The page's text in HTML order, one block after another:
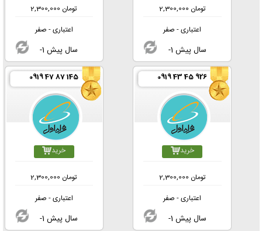
2,300,000 تومان
اعتباری - صفر
-1 سال پیش
2,300,000 تومان
اعتباری - صفر
-1 سال پیش
0919 43 45 926
خرید
2,300,000 تومان
اعتباری - صفر
-1 سال پیش
0919 47 87 145
خرید
2,300,000 تومان
اعتباری - صفر
-1 سال پیش